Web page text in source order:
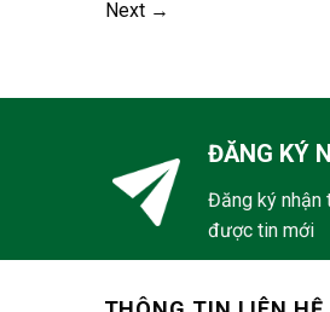
Next →
ĐĂNG KÝ
Đăng ký nhận
được tin mới